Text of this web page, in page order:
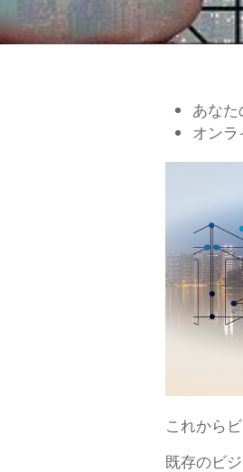
あな
オン
これから
既存のビ